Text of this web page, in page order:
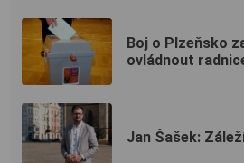
Boj o Plzeňsko
ovládnout
Jan Šašek: